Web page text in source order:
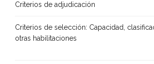
Criterios de adjudicación
Criterios de selección: Capacidad,
otras habilitaciones